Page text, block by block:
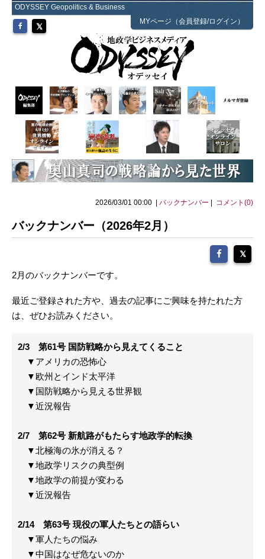
ODYSSEY Geopolitics & Business
MYページ（会員登録/ログイン）
2026/03/01 00:00 | バックナンバー | コメント(0)
バックナンバー（2026年2月）
2月のバックナンバーです。
最近ご登録された方や、過去の記事にご興味を持たれた方
は、ぜひお読みください。
2/3 第61号 国防戦略から見えてくること
▼アメリカの恐怖心
▼欧州とインド太平洋
▼国防戦略から見える世界観
▼近況報告
2/7 第62号 新航路がもたらす地政学的転換
▼北極海の氷が消える？
▼地政学リスクの典型例
▼地政学の前提が変わる
▼近況報告
2/14 第63号 現役の軍人たちとの語らい
▼軍人たちの悩み
▼中国はなぜ危ないのか